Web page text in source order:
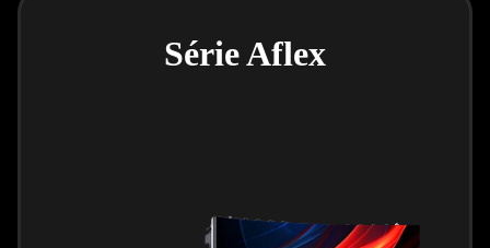
Série Aflex